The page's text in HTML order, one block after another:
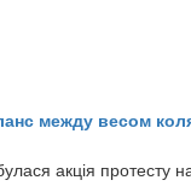
между весом
акція протесту